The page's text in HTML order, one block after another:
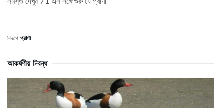
বিভাগ প্রাণী
আকর্ষণীয় নিবন্ধ